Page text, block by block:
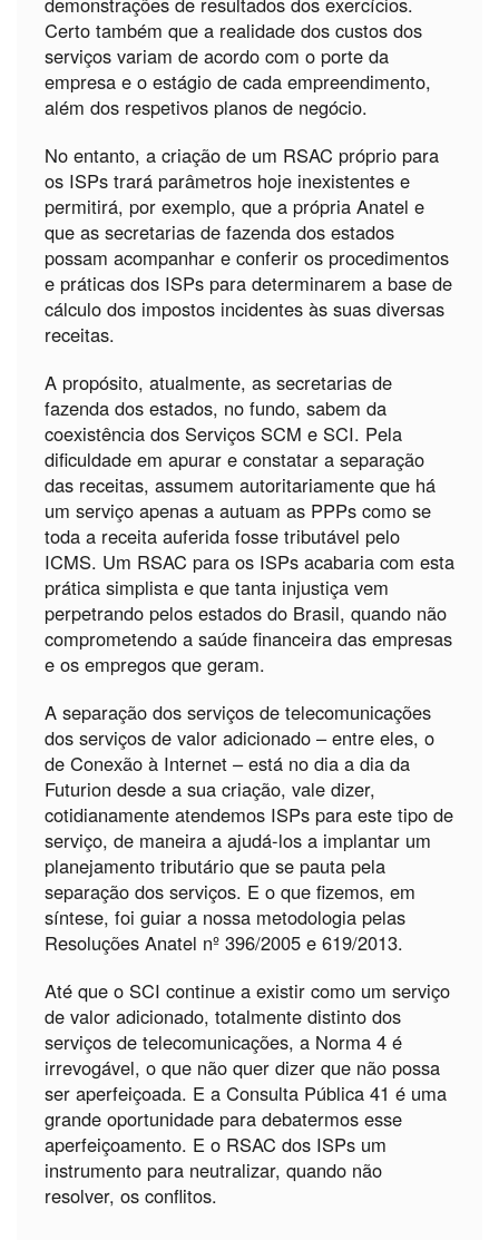
Certo também que a realidade dos custos dos
serviços variam de acordo com o porte da
empresa e o estágio de cada empreendimento,
além dos respetivos planos de negócio.
No entanto, a criação de um RSAC próprio para
os ISPs trará parâmetros hoje inexistentes e
permitirá, por exemplo, que a própria Anatel e
que as secretarias de fazenda dos estados
possam acompanhar e conferir os procedimentos
e práticas dos ISPs para determinarem a base de
cálculo dos impostos incidentes às suas diversas
receitas.
A propósito, atualmente, as secretarias de
fazenda dos estados, no fundo, sabem da
coexistência dos Serviços SCM e SCI. Pela
dificuldade em apurar e constatar a separação
das receitas, assumem autoritariamente que há
um serviço apenas a autuam as PPPs como se
toda a receita auferida fosse tributável pelo
ICMS. Um RSAC para os ISPs acabaria com esta
prática simplista e que tanta injustiça vem
perpetrando pelos estados do Brasil, quando não
comprometendo a saúde financeira das empresas
e os empregos que geram.
A separação dos serviços de telecomunicações
dos serviços de valor adicionado – entre eles, o
de Conexão à Internet – está no dia a dia da
Futurion desde a sua criação, vale dizer,
cotidianamente atendemos ISPs para este tipo de
serviço, de maneira a ajudá-los a implantar um
planejamento tributário que se pauta pela
separação dos serviços. E o que fizemos, em
síntese, foi guiar a nossa metodologia pelas
Resoluções Anatel nº 396/2005 e 619/2013.
Até que o SCI continue a existir como um serviço
de valor adicionado, totalmente distinto dos
serviços de telecomunicações, a Norma 4 é
irrevogável, o que não quer dizer que não possa
ser aperfeiçoada. E a Consulta Pública 41 é uma
grande oportunidade para debatermos esse
aperfeiçoamento. E o RSAC dos ISPs um
instrumento para neutralizar, quando não
resolver, os conflitos.